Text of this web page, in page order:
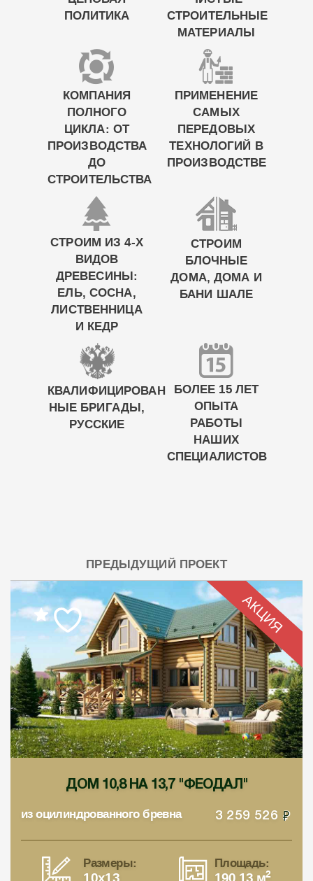
ПОЛИТИКА
СТРОИТЕЛЬНЫЕ
МАТЕРИАЛЫ
КОМПАНИЯ
ПОЛНОГО
ЦИКЛА: ОТ
ПРОИЗВОДСТВА
ДО
СТРОИТЕЛЬСТВА
ПРИМЕНЕНИЕ
САМЫХ
ПЕРЕДОВЫХ
ТЕХНОЛОГИЙ В
ПРОИЗВОДСТВЕ
СТРОИМ ИЗ 4-Х
ВИДОВ
ДРЕВЕСИНЫ:
ЕЛЬ, СОСНА,
ЛИСТВЕННИЦА
И КЕДР
СТРОИМ
БЛОЧНЫЕ
ДОМА, ДОМА И
БАНИ ШАЛЕ
КВАЛИФИЦИРОВАН
НЫЕ БРИГАДЫ,
РУССКИЕ
БОЛЕЕ 15 ЛЕТ
ОПЫТА
РАБОТЫ
НАШИХ
СПЕЦИАЛИСТОВ
ПРЕДЫДУЩИЙ ПРОЕКТ
АКЦИЯ
ДОМ 10,8 НА 13,7 "ФЕОДАЛ"
из оцилиндрованного бревна 3 259 526
Размеры: Площадь:
2